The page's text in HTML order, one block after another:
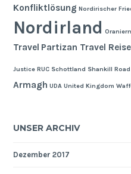
Konfliktlösung Nordirischer
Nordirland
Travel Partizan Travel
Justice RUC Schottland Shankill Road
Armagh UDA United Kingdom
UNSER ARCHIV
Dezember 2017